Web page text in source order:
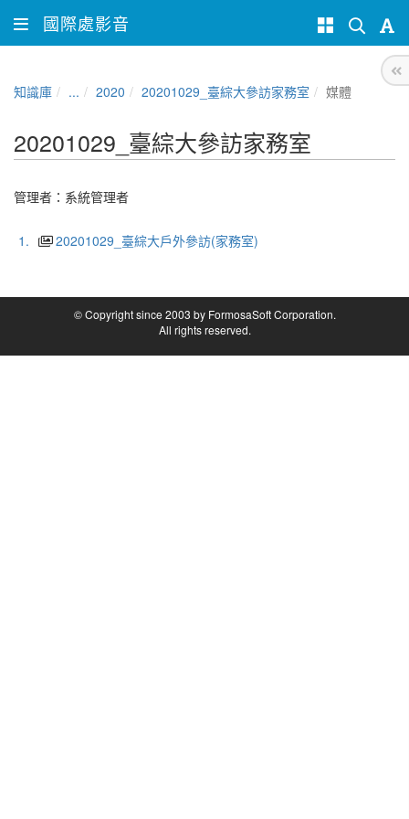
國際處影音
知識庫 ... 2020 20201029_臺綜大參訪家務室 媒體
20201029_臺綜大參訪家務室
管理者： 系統管理者
1. 20201029_臺綜大戶外參訪(家務室)
© Copyright since 2003 by FormosaSoft Corporation.
All rights reserved.